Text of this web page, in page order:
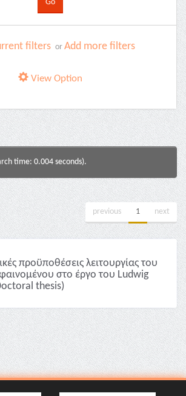
filters or Add more filters
View Option
time: 0.004 seconds).
previous 1 next
προϋποθέσεις λειτουργίας του
στο έργο του Ludwig
thesis)